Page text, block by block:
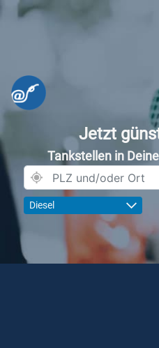
Jetzt
Tankstellen in
Diesel